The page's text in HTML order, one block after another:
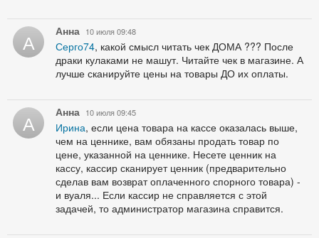
А Анна 10 июля 09:48
Серго74, какой смысл читать чек ДОМА ??? После
драки кулаками не машут. Читайте чек в магазине. А
лучше сканируйте цены на товары ДО их оплаты.
А Анна 10 июля 09:45
Ирина, если цена товара на кассе оказалась выше,
чем на ценнике, вам обязаны продать товар по
цене, указанной на ценнике. Несете ценник на
кассу, кассир сканирует ценник (предварительно
сделав вам возврат оплаченного спорного товара) -
и вуаля... Если кассир не справляется с этой
задачей, то администратор магазина справится.